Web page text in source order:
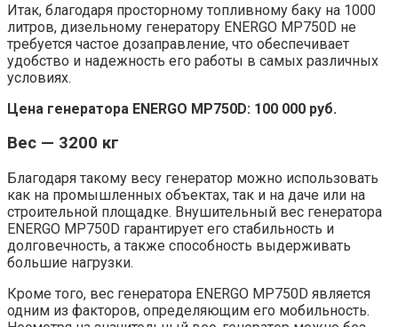
Итак, благодаря просторному топливному баку на 1000
литров, дизельному генератору ENERGO MP750D не
требуется частое дозаправление, что обеспечивает
удобство и надежность его работы в самых различных
условиях.
Цена генератора ENERGO MP750D: 100 000 руб.
Вес — 3200 кг
Благодаря такому весу генератор можно использовать
как на промышленных объектах, так и на даче или на
строительной площадке. Внушительный вес генератора
ENERGO MP750D гарантирует его стабильность и
долговечность, а также способность выдерживать
большие нагрузки.
Кроме того, вес генератора ENERGO MP750D является
одним из факторов, определяющим его мобильность.